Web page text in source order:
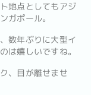
地点としてもアジ
ガポール。
数年ぶりに大型イ
は嬉しいですね。
、目が離せませ